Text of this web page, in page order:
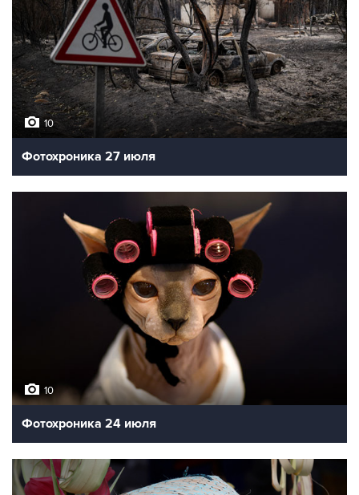
10
Фотохроника 27 июля
10
Фотохроника 24 июля